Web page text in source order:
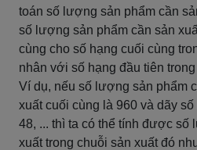
toán số lượng sản phẩm cần
số lượng sản phẩm cần sản
cùng cho số hạng cuối cùng
nhân với số hạng đầu tiên trong
Ví dụ, nếu số lượng sản phẩm
xuất cuối cùng là 960 và dãy
48, ... thì ta có thể tính được số
xuất trong chuỗi sản xuất đó